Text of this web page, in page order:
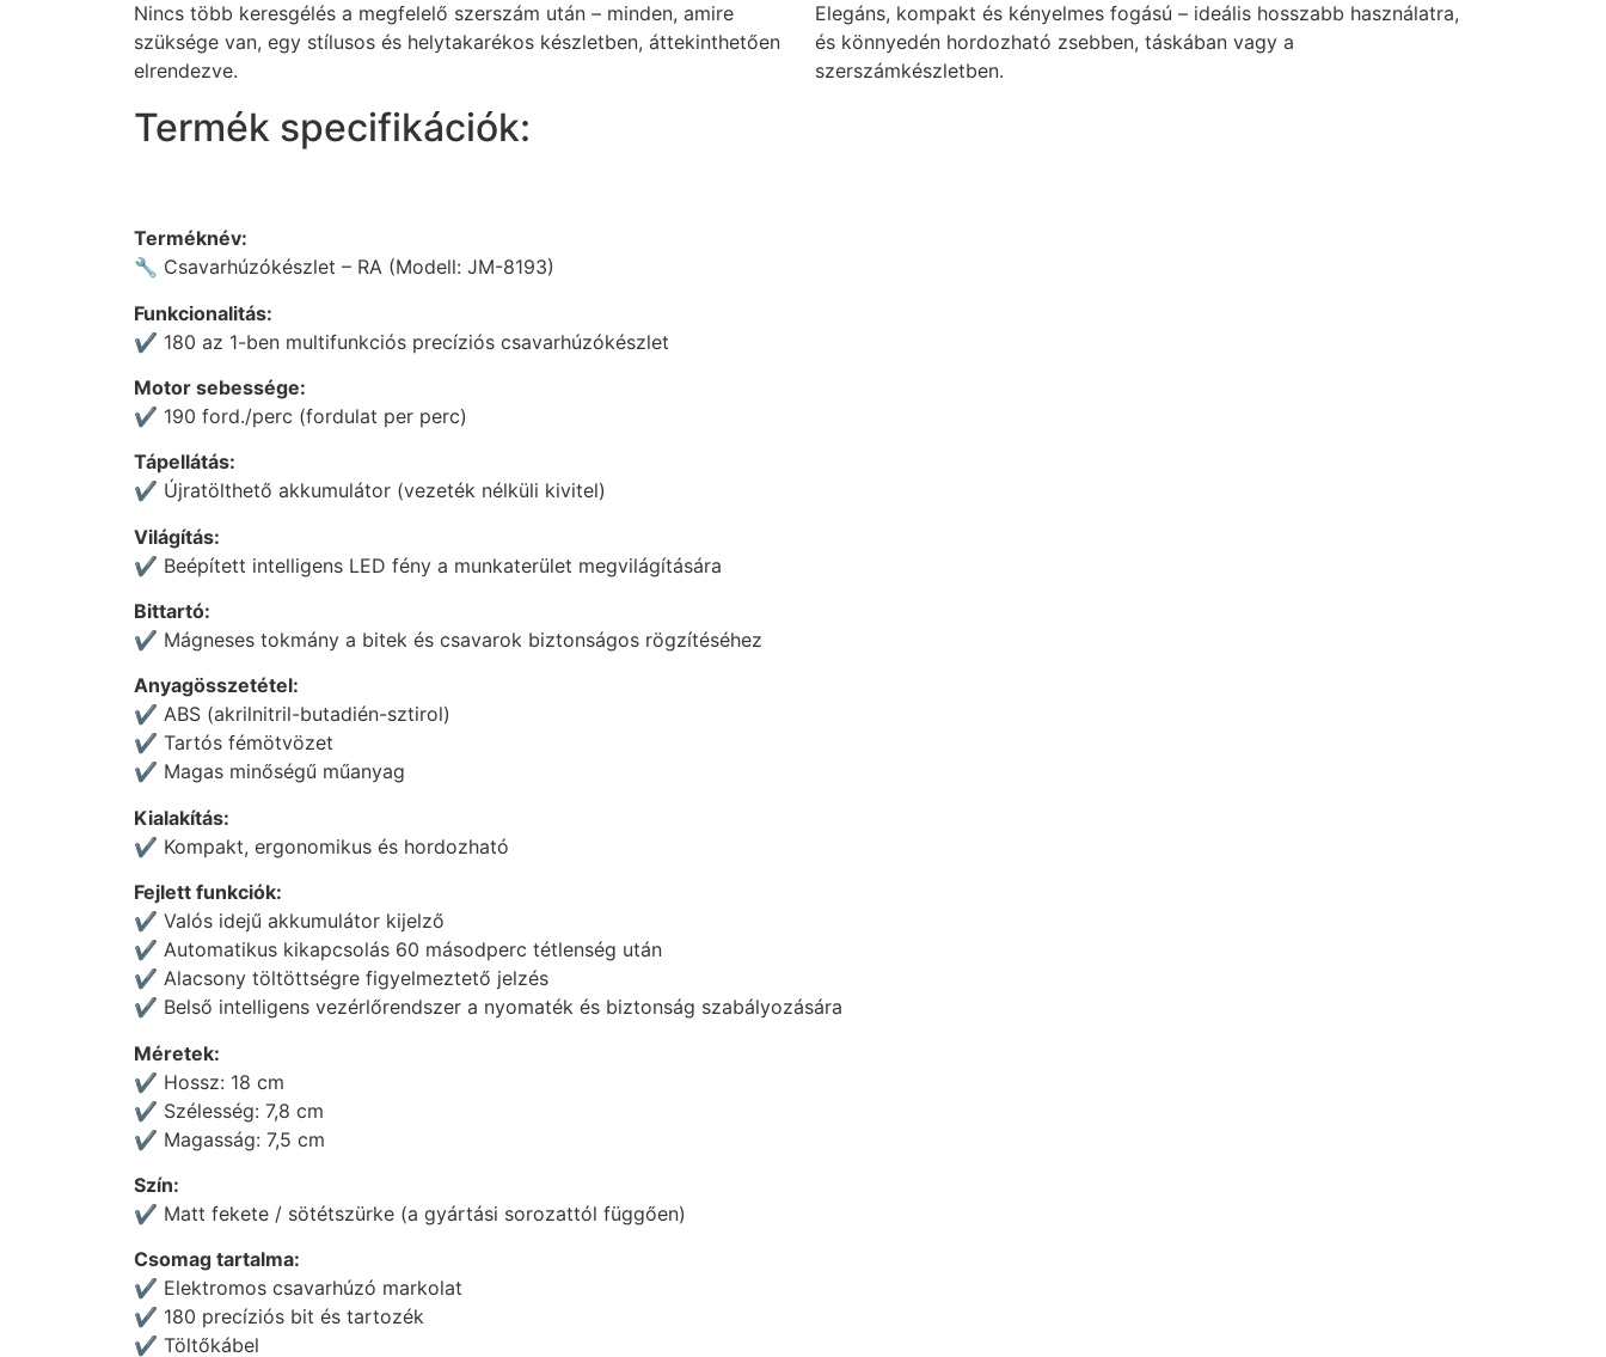
Nincs több keresgélés a megfelelő szerszám után – minden, amire
szüksége van, egy stílusos és helytakarékos készletben, áttekinthetően
elrendezve.
Elegáns, kompakt és kényelmes fogású – ideális hosszabb használatra,
és könnyedén hordozható zsebben, táskában vagy a
szerszámkészletben.
Termék specifikációk:
Terméknév:
🔧 Csavarhúzókészlet – RA (Modell: JM-8193)
Funkcionalitás:
✔️ 180 az 1-ben multifunkciós precíziós csavarhúzókészlet
Motor sebessége:
✔️ 190 ford./perc (fordulat per perc)
Tápellátás:
✔️ Újratölthető akkumulátor (vezeték nélküli kivitel)
Világítás:
✔️ Beépített intelligens LED fény a munkaterület megvilágítására
Bittartó:
✔️ Mágneses tokmány a bitek és csavarok biztonságos rögzítéséhez
Anyagösszetétel:
✔️ ABS (akrilnitril-butadién-sztirol)
✔️ Tartós fémötvözet
✔️ Magas minőségű műanyag
Kialakítás:
✔️ Kompakt, ergonomikus és hordozható
Fejlett funkciók:
✔️ Valós idejű akkumulátor kijelző
✔️ Automatikus kikapcsolás 60 másodperc tétlenség után
✔️ Alacsony töltöttségre figyelmeztető jelzés
✔️ Belső intelligens vezérlőrendszer a nyomaték és biztonság szabályozására
Méretek:
✔️ Hossz: 18 cm
✔️ Szélesség: 7,8 cm
✔️ Magasság: 7,5 cm
Szín:
✔️ Matt fekete / sötétszürke (a gyártási sorozattól függően)
Csomag tartalma:
✔️ Elektromos csavarhúzó markolat
✔️ 180 precíziós bit és tartozék
✔️ Töltőkábel